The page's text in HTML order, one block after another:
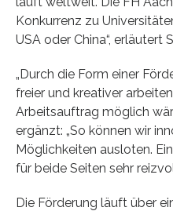
Konkurrenz zu
USA oder China“, erläutert
„Durch die Form einer
freier und kreativer
Arbeitsauftrag möglich
ergänzt: „So können wir
Möglichkeiten ausloten.
für beide Seiten sehr
Die Förderung läuft über